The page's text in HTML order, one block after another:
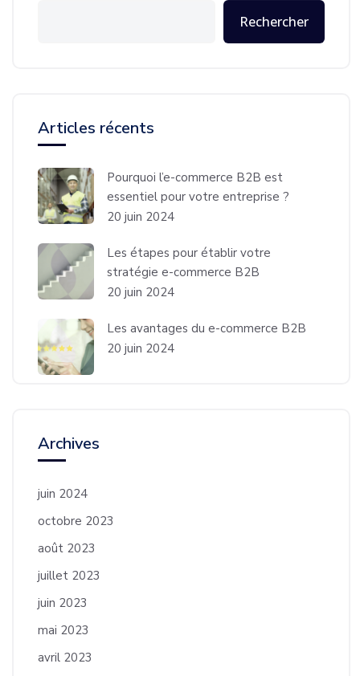
Rechercher
Articles récents
Pourquoi l’e-commerce B2B est
essentiel pour votre entreprise ?
20 juin 2024
Les étapes pour établir votre
stratégie e-commerce B2B
20 juin 2024
Les avantages du e-commerce B2B
20 juin 2024
Archives
juin 2024
octobre 2023
août 2023
juillet 2023
juin 2023
mai 2023
avril 2023